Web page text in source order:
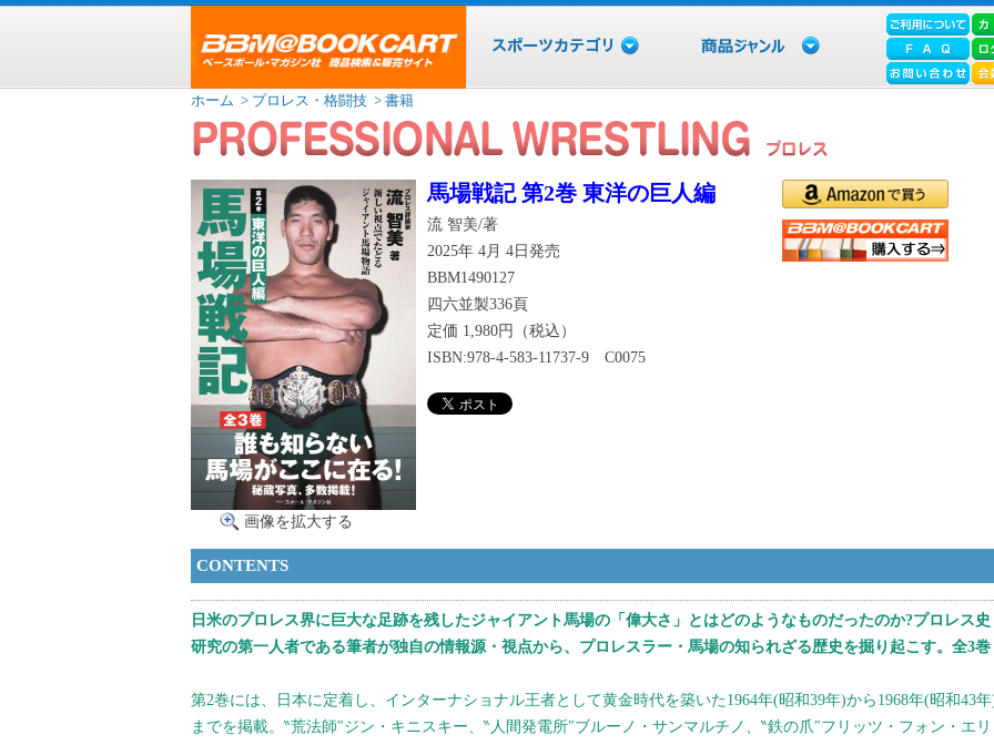
ホーム > プロレス・格闘技 > 書籍
画像を拡大する
馬場戦記 第2巻 東洋の巨人編
流 智美/著
2025年 4月 4日発売
BBM1490127
四六並製336頁
定価 1,980円（税込）
ISBN:978-4-583-11737-9 C0075
CONTENTS
日米のプロレス界に巨大な足跡を残したジャイアント馬場の「偉大さ」とはどのようなものだったのか?プロレス史
研究の第一人者である筆者が独自の情報源・視点から、プロレスラー・馬場の知られざる歴史を掘り起こす。全3巻
第2巻には、日本に定着し、インターナショナル王者として黄金時代を築いた1964年(昭和39年)から1968年(昭和43
までを掲載。‶荒法師″ジン・キニスキー、‶人間発電所″ブルーノ・サンマルチノ、‶鉄の爪″フリッツ・フォン・エリ